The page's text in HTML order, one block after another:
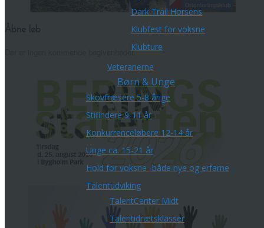
Dark Trail Horsens
Klubfest for voksne
Klubture
Veteranerne
Børn & Unge
Skovfræsere 5-8 årige
Stifindere 9-11 år
Konkurrenceløbere 12-14 år
Unge ca. 15-21 år
Hold for voksne -både nye og erfarne
Talentudviking
TalentCenter Midt
Talentidrætsklasser
Der er ingen kommende begivenheder.